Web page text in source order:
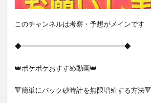
このチャンネルは考察・予想がメインです
◆━━━━━━━━━━━━━━━◆
👑ポケポケおすすめ動画👑
🔻簡単にパック砂時計を無限増殖する方法🔻